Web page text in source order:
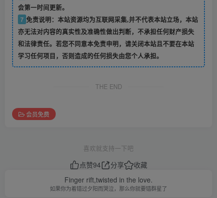
会第一时间更新。
7 免责说明：本站资源均为互联网采集,并不代表本站立场，本站
亦无法对内容的真实性及准确性做出判断，不承担任何财产损失
和法律责任。若您不同意本免责申明，请关闭本站且不要在本站
学习任何项目，否则造成的任何损失由您个人承担。
THE END
会员免费
喜欢就支持一下吧
点赞94 分享
收藏
Finger rift,twisted in the love.
如果你为着错过夕阳而哭泣，那么你就要错群星了